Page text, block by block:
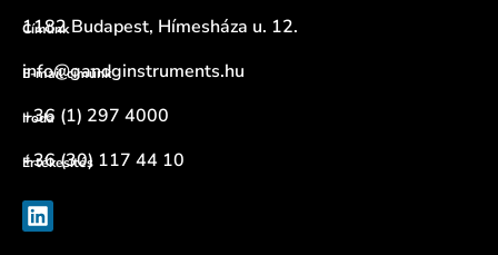
Címünk
1182 Budapest, Hímesháza u. 12.
E-mail címünk
info@gandginstruments.hu
Iroda
+36 (1) 297 4000
Értékesítés
+36 (30) 117 44 10